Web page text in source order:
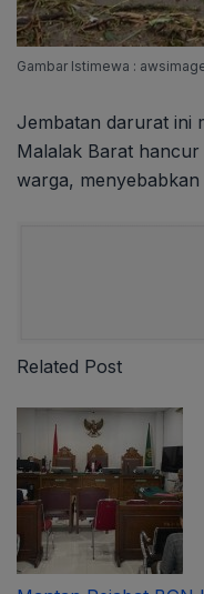
Gambar Istimewa :
Jembatan darurat ini
Malalak Barat hancur
warga, menyebabkan
Related Post